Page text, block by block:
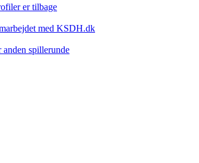
er tilbage
med KSDH.dk
anden spillerunde